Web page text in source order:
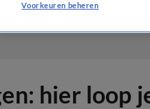
hier loop
Voorkeuren beheren